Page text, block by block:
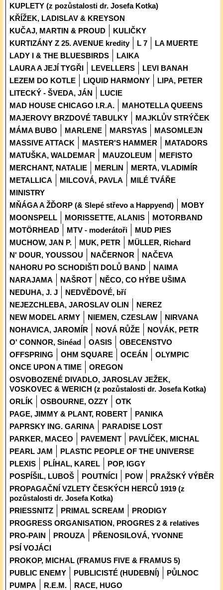
KUPLETY (z pozůstalosti dr. Josefa Kotka)
KŘÍŽEK, LADISLAV & KREYSON
KUČAJ, MARTIN & PROUD
KULIČKY
KURTIZÁNY Z 25. AVENUE kredity
L 7
LA MUERTE
LADY I & THE BLUESBIRDS
LAIKA
LAURA A JEJÍ TYGŘI
LEVELLERS
LEVI BANAH
LEZEM DO KOTLE
LIQUID HARMONY
LIPA, PETER
LITECKÝ - ŠVEDA, JÁN
LUCIE
MAD HOUSE CHICAGO I.R.A.
MAHOTELLA QUEENS
MAJEROVY BRZDOVÉ TABULKY
MAJKLŮV STRÝČEK
MÁMA BUBO
MARLENE MARSYAS
MASOMLEJN
MASSIVE ATTACK
MASTER'S HAMMER
MATADORS
MATUŠKA, WALDEMAR
MAUZOLEUM
MEFISTO
MERCHANT, NATALIE
MERLIN
MERTA, VLADIMÍR
METALLICA
MILCOVÁ, PAVLA
MILÉ TVÁŘE
MINISTRY
MŇÁGA A ŽĎORP (& Slepé střevo a Happyend)
MOBY
MOONSPELL
MORISSETTE, ALANIS
MOTORBAND
MOTÖRHEAD
MTV - moderátoři
MUD PIES
MUCHOW, JAN P.
MUK, PETR
MÜLLER, Richard
N' DOUR, YOUSSOU
NAČERNOR
NAČEVA
NAHORU PO SCHODIŠTI DOLŮ BAND
NAIMA
NARAJAMA
NAŠROT
NĚCO, CO HÝBE UŠIMA
NEDUHA, J. J
NEDVĚDOVÉ, bří
NEJEZCHLEBA, JAROSLAV OLIN
NEREZ
NEW MODEL ARMY
NIEMEN, CZESLAW
NIRVANA
NOHAVICA, JAROMÍR
NOVÁ RŮŽE
NOVÁK, PETR
O' CONNOR, Sinéad
OASIS
OBECENSTVO
OFFSPRING
OHM SQUARE OCEÁN
OLYMPIC
ONCE UPON A TIME
OREGON
OSVOBOZENÉ DIVADLO, JAROSLAV JEŽEK,
VOSKOVEC & WERICH (z pozůstalosti dr. Josefa Kotka)
ORLÍK
OSBOURNE, OZZY
OTK
PAGE, JIMMY & PLANT, ROBERT
PANIKA
PAPRSKY ING. GARINA
PARADISE LOST
PARKER, MACEO
PAVEMENT
PAVLÍČEK, MICHAL
PEARL JAM
PLASTIC PEOPLE OF THE UNIVERSE
PLEXIS
PLÍHAL, KAREL
POP, IGGY
POSPÍŠIL, LUBOŠ
POUTNÍCI POW
PRAŽSKÝ VÝBĚR
PROPAGAČNÍ VZLETY ČESKÝCH HERCŮ 1919 (z
pozůstalosti dr. Josefa Kotka)
PRIESSNITZ
PRIMAL SCREAM
PRODIGY
PROGRESS ORGANISATION, PROGRES 2 & relatives
PRO-PAIN
PROUZA
PŘENOSILOVÁ, YVONNE
PSÍ VOJÁCI
PROKOP, MICHAL (FRAMUS FIVE & FRAMUS 5)
PUBLIC ENEMY
PUBLICISTÉ (HUDEBNÍ)
PŮLNOC
PUMPA
R.E.M. RACE, HUGO